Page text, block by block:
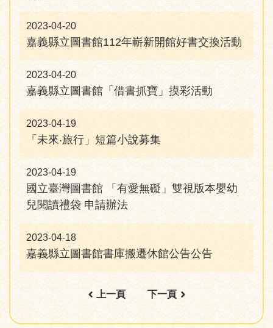
2023-04-20
嘉義縣立圖書館112年嶄新開館好書交換活動
2023-04-20
嘉義縣立圖書館「借書抓寶」摸彩活動
2023-04-19
「未來‧旅行」短篇小說募集
2023-04-19
國立臺灣圖書館 「有愛無礙」雙視版本嬰幼
兒閱讀禮袋 申請辦法
2023-04-18
嘉義縣立圖書館書庫搬遷休館公告公告
上一頁 下一頁